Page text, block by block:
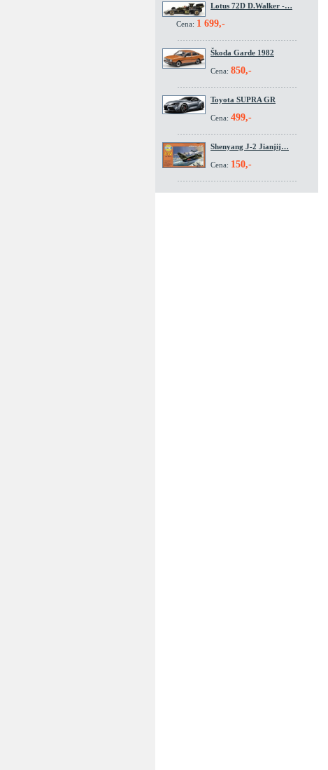
Lotus 72D D.Walker -…
Cena: 1 699,-
Škoda Garde 1982
Cena: 850,-
Toyota SUPRA GR
Cena: 499,-
Shenyang J-2 Jianjij…
Cena: 150,-